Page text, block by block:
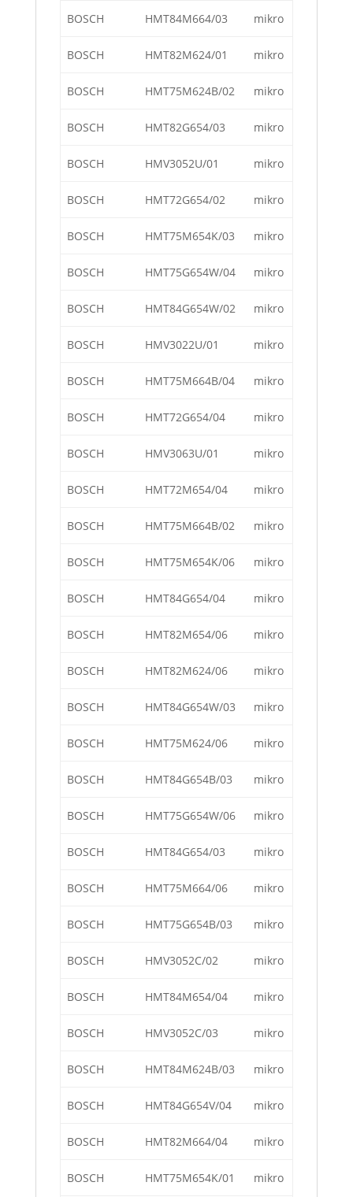
BOSCH HMT84M664/03 mikro
BOSCH HMT82M624/01 mikro
BOSCH HMT75M624B/02 mikro
BOSCH HMT82G654/03 mikro
BOSCH HMV3052U/01 mikro
BOSCH HMT72G654/02 mikro
BOSCH HMT75M654K/03 mikro
BOSCH HMT75G654W/04 mikro
BOSCH HMT84G654W/02 mikro
BOSCH HMV3022U/01 mikro
BOSCH HMT75M664B/04 mikro
BOSCH HMT72G654/04 mikro
BOSCH HMV3063U/01 mikro
BOSCH HMT72M654/04 mikro
BOSCH HMT75M664B/02 mikro
BOSCH HMT75M654K/06 mikro
BOSCH HMT84G654/04 mikro
BOSCH HMT82M654/06 mikro
BOSCH HMT82M624/06 mikro
BOSCH HMT84G654W/03 mikro
BOSCH HMT75M624/06 mikro
BOSCH HMT84G654B/03 mikro
BOSCH HMT75G654W/06 mikro
BOSCH HMT84G654/03 mikro
BOSCH HMT75M664/06 mikro
BOSCH HMT75G654B/03 mikro
BOSCH HMV3052C/02 mikro
BOSCH HMT84M654/04 mikro
BOSCH HMV3052C/03 mikro
BOSCH HMT84M624B/03 mikro
BOSCH HMT84G654V/04 mikro
BOSCH HMT82M664/04 mikro
BOSCH HMT75M654K/01 mikro